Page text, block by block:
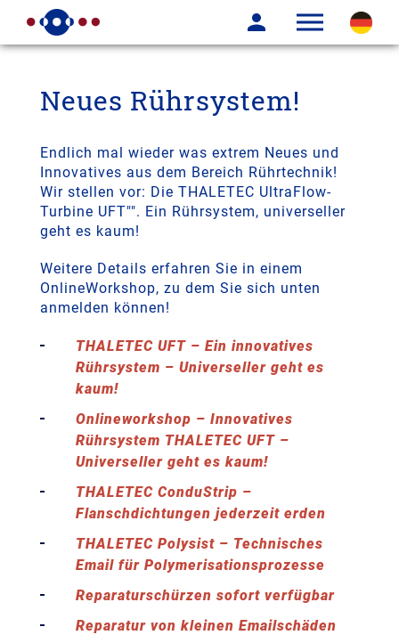
Neues Rührsystem!
Endlich mal wieder was extrem Neues und
Innovatives aus dem Bereich Rührtechnik!
Wir stellen vor: Die THALETEC UltraFlow-
Turbine UFT"". Ein Rührsystem, universeller
geht es kaum!
Weitere Details erfahren Sie in einem
OnlineWorkshop, zu dem Sie sich unten
anmelden können!
THALETEC UFT – Ein innovatives
Rührsystem – Universeller geht es
kaum!
Onlineworkshop – Innovatives
Rührsystem THALETEC UFT –
Universeller geht es kaum!
THALETEC ConduStrip –
Flanschdichtungen jederzeit erden
THALETEC Polysist – Technisches
Email für Polymerisationsprozesse
Reparaturschürzen sofort verfügbar
Reparatur von kleinen Emailschäden